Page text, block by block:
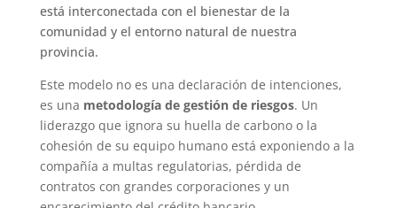
está interconectada con el bienestar de la
comunidad y el entorno natural de nuestra
provincia.
Este modelo no es una declaración de intenciones,
es una metodología de gestión de riesgos. Un
liderazgo que ignora su huella de carbono o la
cohesión de su equipo humano está exponiendo a la
compañía a multas regulatorias, pérdida de
contratos con grandes corporaciones y un